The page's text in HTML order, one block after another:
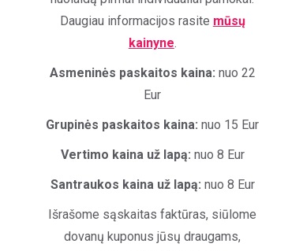
Daugiau informacijos rasite mūsų
kainyne.
Asmeninės paskaitos kaina: nuo 22
Eur
Grupinės paskaitos kaina: nuo 15 Eur
Vertimo kaina už lapą: nuo 8 Eur
Santraukos kaina už lapą: nuo 8 Eur
Išrašome sąskaitas faktūras, siūlome
dovanų kuponus jūsų draugams,